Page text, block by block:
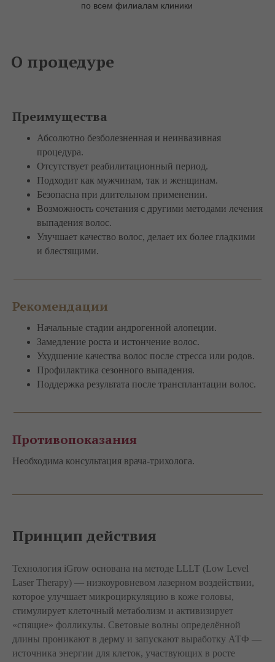
по всем филиалам клиники
О процедуре
Преимущества
Абсолютно безболезненная и неинвазивная
процедура.
Отсутствует реабилитационный период.
Подходит как мужчинам, так и женщинам.
Безопасна при длительном применении.
Возможность сочетания с другими методами лечения
выпадения волос.
Улучшает качество волос, делает их более гладкими
и блестящими.
Рекомендации
Начальные стадии андрогенной алопеции.
Замедление роста и истончение волос.
Ухудшение качества волос после стресса или родов.
Профилактика сезонного выпадения.
Поддержка результата после трансплантации волос.
Противопоказания
Необходима консультация врача-трихолога.
Принцип действия
Технология iGrow основана на методе LLLT (Low Level
Laser Therapy) — низкоуровневом лазерном воздействии,
которое улучшает микроциркуляцию в коже головы,
стимулирует клеточный метаболизм и активизирует
«спящие» фолликулы. Световые волны определённой
длины проникают в дерму и запускают выработку АТФ —
источника энергии для клеток, участвующих в росте